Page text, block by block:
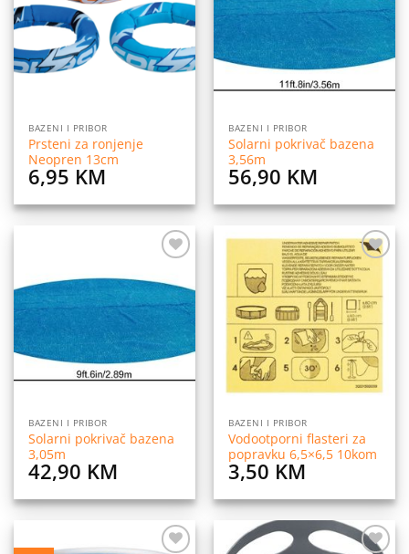
želja
BAZENI I PRIBOR
Prsteni za ronjenje
Neopren 13cm
6,95 KM
želja
BAZENI I PRIBOR
Solarni pokrivač bazena
3,56m
56,90 KM
na
listu
želja
BAZENI I PRIBOR
Solarni pokrivač bazena
3,05m
42,90 KM
Dodaj
listu
želja
BAZENI I PRIBOR
Vodootporni flasteri za
popravku 6,5×6,5 10kom
3,50 KM